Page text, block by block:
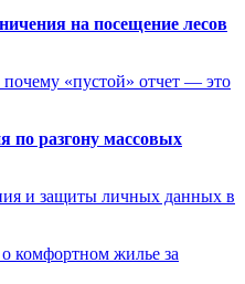
на посещение лесов
почему «пустой» отчет — это
по разгону массовых
и защиты личных данных в
комфортном жилье за